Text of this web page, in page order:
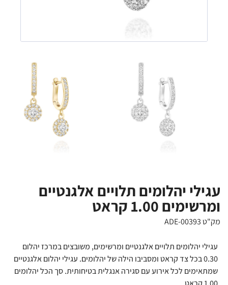
עגילי יהלומים תלויים אלגנטיים
ומרשימים 1.00 קראט
מק"ט ADE-00393
עגילי יהלומים תלויים אלגנטיים ומרשימים, משובצים במרכז יהלום
0.30 בכל צד קראט ומסביבו הילה של יהלומים. עגילי יהלום אלגנטיים
שמתאימים לכל אירוע עם סגירה אנגלית בטיחותית. סך הכל יהלומים